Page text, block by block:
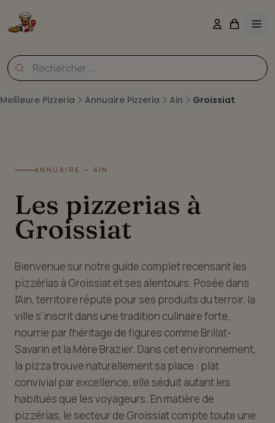
Meilleure Pizzeria Annuaire Pizzeria Ain Groissiat
ANNUAIRE — AIN
Les pizzerias à
Groissiat
Bienvenue sur notre guide complet recensant les
pizzérias à Groissiat et ses alentours. Posée dans
l'Ain, territoire réputé pour ses produits du terroir, la
ville s'inscrit dans une tradition culinaire forte,
nourrie par l'héritage de figures comme Brillat-
Savarin et la Mère Brazier. Dans cet environnement,
la pizza trouve naturellement sa place : plat
convivial par excellence, elle séduit autant les
habitués que les voyageurs. En matière de
pizzérias, le secteur de Groissiat compte toute une